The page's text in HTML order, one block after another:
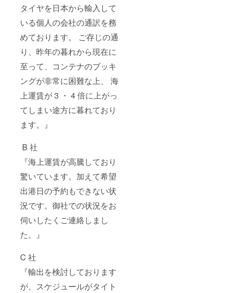
タイヤを⽇本から輸⼊して
いる個⼈の会社の通訳を務
めております。 ご存じの通
り、昨年の暮れから現在に
⾄って、コンテナのブッキ
ングが⾮常に困難な上、 海
上運賃が 3 ・ 4 倍に上がっ
てしまい途⽅に暮れており
ます。』
B 社
『海上運賃が⾼騰しており
驚いています。加えて希望
出港⽇の予約もできない状
況です。御社での状況をお
伺いしたくご連絡しまし
た。』
C 社
『輸出を検討しております
が、スケジュールがタイト